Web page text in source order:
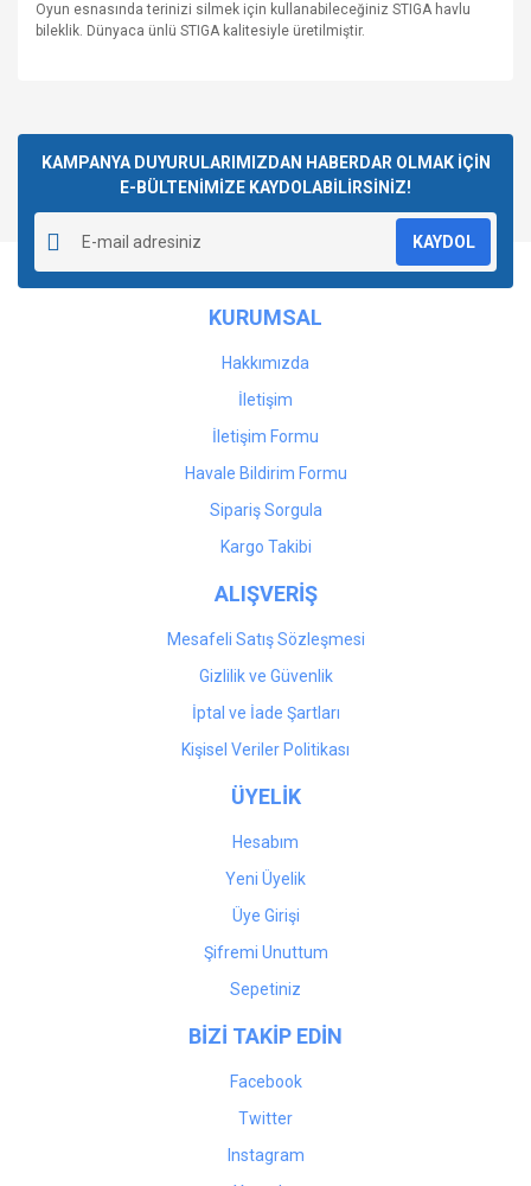
Oyun esnasında terinizi silmek için kullanabileceğiniz STIGA havlu
bileklik. Dünyaca ünlü STIGA kalitesiyle üretilmiştir.
Yorum Yaz
kullanarak tarafımıza iletebilirsiniz.
Görüş ve önerileriniz için teşekkür ederiz.
Ürün resmi kalitesiz, bozuk veya görüntülenemiyor.
Ürün açıklamasında eksik bilgiler bulunuyor.
Ürün bilgilerinde hatalar bulunuyor.
Ürün fiyatı diğer sitelerden daha pahalı.
Gönder
KAMPANYA DUYURULARIMIZDAN HABERDAR OLMAK İÇİN
E-BÜLTENİMİZE KAYDOLABİLİRSİNİZ!
KAYDOL
KURUMSAL
Hakkımızda
İletişim
İletişim Formu
Havale Bildirim Formu
Sipariş Sorgula
Kargo Takibi
ALIŞVERİŞ
Mesafeli Satış Sözleşmesi
Gizlilik ve Güvenlik
İptal ve İade Şartları
Kişisel Veriler Politikası
ÜYELİK
Hesabım
Yeni Üyelik
Üye Girişi
Şifremi Unuttum
Sepetiniz
BİZİ TAKİP EDİN
Facebook
Twitter
Instagram